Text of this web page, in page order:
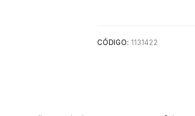
CÓDIGO: 1131422